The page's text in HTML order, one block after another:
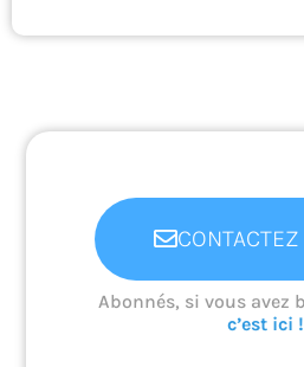
Abonnés, si vous avez
c’est ici !